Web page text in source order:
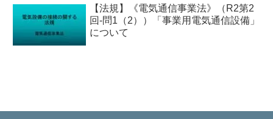
【法規】《電気通信事業法》（R2第2
回-問1（2））「事業用電気通信設備」
について